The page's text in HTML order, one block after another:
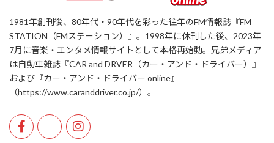
1981年創刊後、80年代・90年代を彩った往年のFM情報誌『FM
STATION（FMステーション）』。1998年に休刊した後、2023年
7月に音楽・エンタメ情報サイトとして本格再始動。兄弟メディア
は自動車雑誌『CAR and DRVER（カー・アンド・ドライバー）』
および『カー・アンド・ドライバー online』
（https://www.caranddriver.co.jp/）。